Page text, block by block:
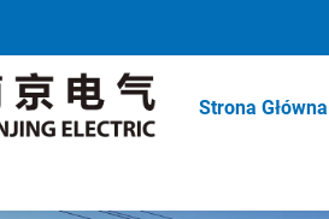
Strona Główna